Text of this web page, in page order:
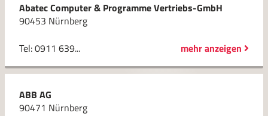
Abatec Computer & Programme Vertriebs-GmbH
90453 Nürnberg
Tel: 0911 639...
mehr anzeigen
ABB AG
90471 Nürnberg